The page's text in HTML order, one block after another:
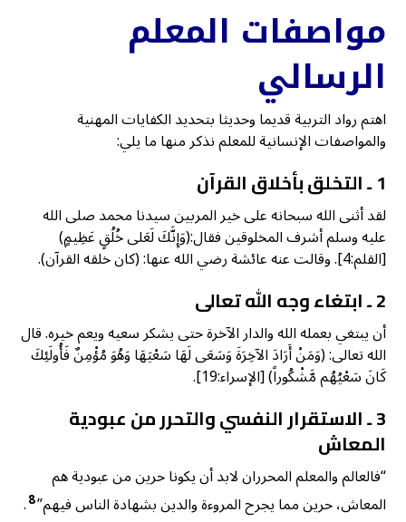
مواصفات المعلم
الرسالي
اهتم رواد التربية قديما وحديثا بتحديد الكفايات المهنية
والمواصفات الإنسانية للمعلم نذكر منها ما يلي:
1 ـ التخلق بأخلاق القرآن
لقد أثنى الله سبحانه على خير المربين سيدنا محمد صلى الله
عليه وسلم أشرف المخلوقين فقال:(وَإِنَّكَ لَعَلى خُلُقٍ عَظِيمٍ)
[القلم:4]. وقالت عنه عائشة رضي الله عنها: (كان خلقه القرآن).
2 ـ ابتغاء وجه الله تعالى
أن يبتغي بعمله الله والدار الآخرة حتى يشكر سعيه ويعم خيره. قال
الله تعالى: (وَمَنْ أَرَادَ الآخِرَةَ وَسَعَى لَهَا سَعْيَهَا وَهُوَ مُؤْمِنٌ فَأُولَئِكَ
كَانَ سَعْيُهُم مَّشْكُوراً) [الإسراء:19].
3 ـ الاستقرار النفسي والتحرر من عبودية
المعاش
“فالعالم والمعلم المحرران لابد أن يكونا حرين من عبودية هم
المعاش، حرين مما يجرح المروءة والدين بشهادة الناس فيهم”8
.